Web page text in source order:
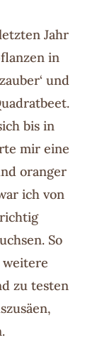
Jahr
in
und
bis in
mir eine
oranger
ich von
richtig
So
weitere
zu testen